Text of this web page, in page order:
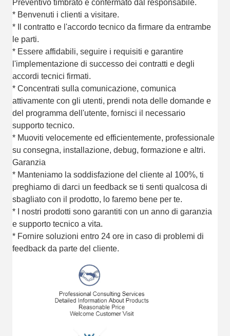
Preventivo timbrato e confermato dal responsabile.
* Benvenuti i clienti a visitare.
* Il contratto e l'accordo tecnico da firmare da entrambe
le parti.
* Essere affidabili, seguire i requisiti e garantire
l'implementazione di successo dei contratti e degli
accordi tecnici firmati.
* Concentrati sulla comunicazione, comunica
attivamente con gli utenti, prendi nota delle domande e
del programma dell'utente, fornisci il necessario
supporto tecnico.
* Muoviti velocemente ed efficientemente, professionale
su consegna, installazione, debug, formazione e altri.
Garanzia
* Manteniamo la soddisfazione del cliente al 100%, ti
preghiamo di darci un feedback se ti senti qualcosa di
sbagliato con il prodotto, lo faremo bene per te.
* I nostri prodotti sono garantiti con un anno di garanzia
e supporto tecnico a vita.
* Fornire soluzioni entro 24 ore in caso di problemi di
feedback da parte del cliente.